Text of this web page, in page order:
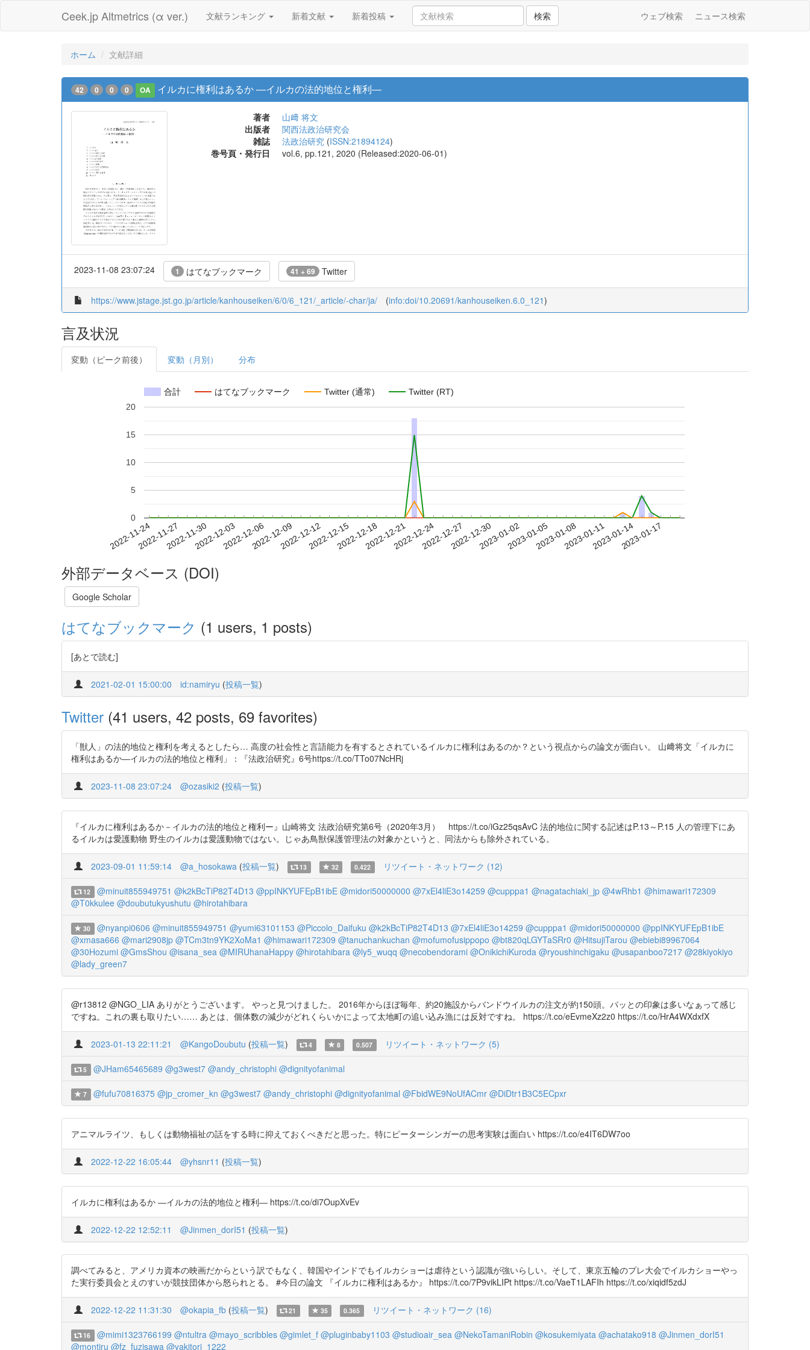
Ceek.jp Altmetrics (α ver.) 文献ランキング 新着文献 新着投稿 検索 ウェブ検索 ニュース検索
ホーム 文献詳細
42 0 0 0 OA イルカに権利はあるか ―イルカの法的地位と権利―
著者
山﨑 将文
出版者
関西法政治研究会
雑誌
法政治研究 (ISSN:21894124)
巻号頁・発行日
vol.6, pp.121, 2020 (Released:2020-06-01)
2023-11-08 23:07:24 1 はてなブックマーク 41 + 69 Twitter
https://www.jstage.jst.go.jp/article/kanhouseiken/6/0/6_121/_article/-char/ja/ (info:doi/10.20691/kanhouseiken.6.0_121)
言及状況
変動（ピーク前後） 変動（月別） 分布
合計 はてなブックマーク Twitter (通常) Twitter (RT)
2022-11-242022-11-272022-11-302022-12-032022-12-062022-12-092022-12-122022-12-152022-12-182022-12-212022-12-242022-12-272022-12-302023-01-022023-01-052023-01-082023-01-112023-01-142023-01-17
0
5
10
15
20
外部データベース (DOI)
Google Scholar
はてなブックマーク (1 users, 1 posts)
[あとで読む]
2021-02-01 15:00:00 id:namiryu (投稿一覧)
Twitter (41 users, 42 posts, 69 favorites)
「獣人」の法的地位と権利を考えるとしたら… 高度の社会性と言語能力を有するとされているイルカに権利はあるのか？という視点からの論文が面白い。 山﨑将文「イルカに
権利はあるか―イルカの法的地位と権利」：『法政治研究』6号https://t.co/TTo07NcHRj
2023-11-08 23:07:24 @ozasiki2 (投稿一覧)
『イルカに権利はあるか－イルカの法的地位と権利ー』山崎将文 法政治研究第6号（2020年3月） https://t.co/iGz25qsAvC 法的地位に関する記述はP.13～P.15 人の管理下にあ
るイルカは愛護動物 野生のイルカは愛護動物ではない。じゃあ鳥獣保護管理法の対象かというと、同法からも除外されている。
2023-09-01 11:59:14 @a_hosokawa (投稿一覧) 13 32 0.422 リツイート・ネットワーク (12)
12 @minuit855949751 @k2kBcTiP82T4D13 @ppINKYUFEpB1ibE @midori50000000 @7xEl4liE3o14259 @cupppa1 @nagatachiaki_jp @4wRhb1 @himawari172309
@T0kkulee @doubutukyushutu @hirotahibara
30 @nyanpi0606 @minuit855949751 @yumi63101153 @Piccolo_Daifuku @k2kBcTiP82T4D13 @7xEl4liE3o14259 @cupppa1 @midori50000000 @ppINKYUFEpB1ibE
@xmasa666 @mari2908jp @TCm3tn9YK2XoMa1 @himawari172309 @tanuchankuchan @mofumofusippopo @bt820qLGYTaSRr0 @HitsujiTarou @ebiebi89967064
@30Hozumi @GmsShou @isana_sea @MIRUhanaHappy @hirotahibara @ly5_wuqq @necobendorami @OnikichiKuroda @ryoushinchigaku @usapanboo7217 @28kiyokiyo
@lady_green7
@r13812 @NGO_LIA ありがとうございます。 やっと見つけました。 2016年からほぼ毎年、約20施設からバンドウイルカの注文が約150頭。パッとの印象は多いなぁって感じ
ですね。これの裏も取りたい…… あとは、個体数の減少がどれくらいかによって太地町の追い込み漁には反対ですね。 https://t.co/eEvmeXz2z0 https://t.co/HrA4WXdxfX
2023-01-13 22:11:21 @KangoDoubutu (投稿一覧) 4 8 0.507 リツイート・ネットワーク (5)
5 @JHam65465689 @g3west7 @andy_christophi @dignityofanimal
7 @fufu70816375 @jp_cromer_kn @g3west7 @andy_christophi @dignityofanimal @FbidWE9NoUfACmr @DiDtr1B3C5ECpxr
アニマルライツ、もしくは動物福祉の話をする時に抑えておくべきだと思った。特にピーターシンガーの思考実験は面白い https://t.co/e4IT6DW7oo
2022-12-22 16:05:44 @yhsnr11 (投稿一覧)
イルカに権利はあるか ―イルカの法的地位と権利― https://t.co/di7OupXvEv
2022-12-22 12:52:11 @Jinmen_dorI51 (投稿一覧)
調べてみると、アメリカ資本の映画だからという訳でもなく、韓国やインドでもイルカショーは虐待という認識が強いらしい。そして、東京五輪のプレ大会でイルカショーやっ
た実行委員会とえのすいが競技団体から怒られとる。 #今日の論文 『イルカに権利はあるか』 https://t.co/7P9vikLIPt https://t.co/VaeT1LAFIh https://t.co/xiqidf5zdJ
2022-12-22 11:31:30 @okapia_fb (投稿一覧) 21 35 0.365 リツイート・ネットワーク (16)
16 @mimi1323766199 @ntultra @mayo_scribbles @gimlet_f @pluginbaby1103 @studioair_sea @NekoTamaniRobin @kosukemiyata @achatako918 @Jinmen_dorI51
@montiru @fz_fuzisawa @yakitori_1222